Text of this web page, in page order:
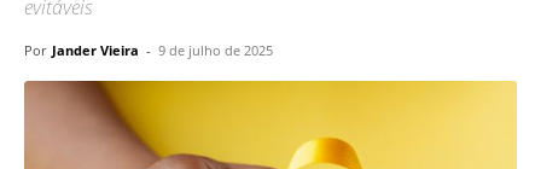
evitáveis
Por Jander Vieira - 9 de julho de 2025